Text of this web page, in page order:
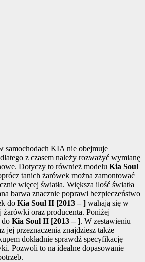
samochodach KIA nie obejmuje
z czasem należy rozważyć wymianę
Dotyczy to również modelu Kia Soul
tanich żarówek można zamontować
więcej światła. Większa ilość światła
barwa znacznie poprawi bezpieczeństwo
do Kia Soul II [2013 – ] wahają się w
żarówki oraz producenta. Poniżej
do Kia Soul II [2013 – ]. W zestawieniu
jej przeznaczenia znajdziesz także
dokładnie sprawdź specyfikację
Pozwoli to na idealne dopasowanie